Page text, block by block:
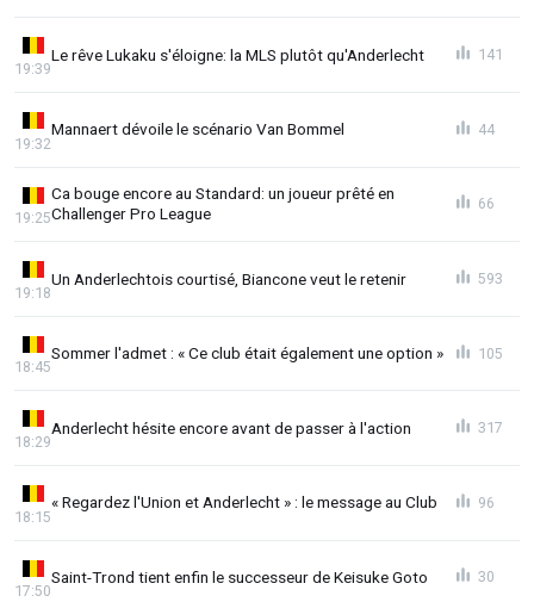
Le rêve Lukaku s'éloigne: la MLS plutôt qu'Anderlecht
19:39
141
Mannaert dévoile le scénario Van Bommel
19:32
44
Ca bouge encore au Standard: un joueur prêté en
Challenger Pro League
19:25
66
Un Anderlechtois courtisé, Biancone veut le retenir
19:18
593
Sommer l'admet : « Ce club était également une option »
18:45
105
Anderlecht hésite encore avant de passer à l'action
18:29
317
« Regardez l'Union et Anderlecht » : le message au Club
18:15
96
Saint-Trond tient enfin le successeur de Keisuke Goto
17:50
30